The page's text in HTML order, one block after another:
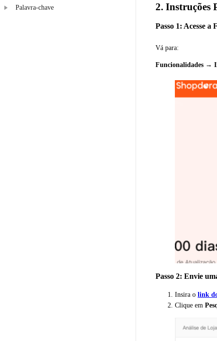
Palavra-chave 2. Instruções
Passo 1: Acesse a
Vá para:
Funcionalidades →
Passo 2: Envie
Insira o link
Clique em